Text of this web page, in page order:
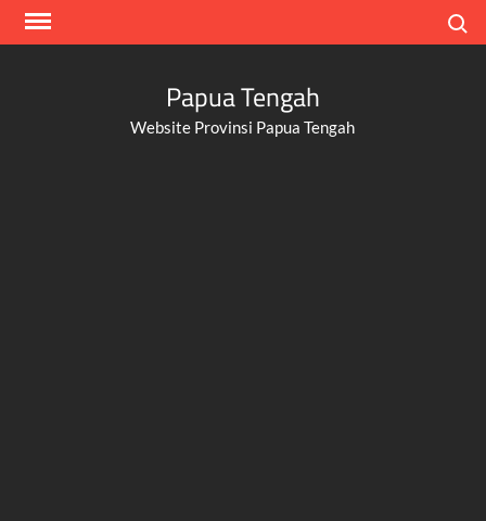
Skip
Papua Tengah
Website Provinsi Papua Tengah